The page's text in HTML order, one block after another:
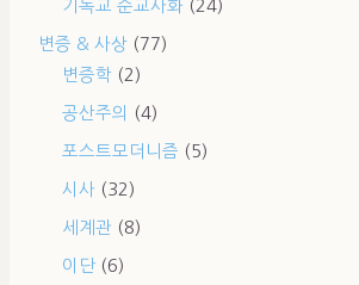
기독교 순교사화 (24)
변증 & 사상 (77)
변증학 (2)
공산주의 (4)
포스트모더니즘 (5)
시사 (32)
세계관 (8)
이단 (6)